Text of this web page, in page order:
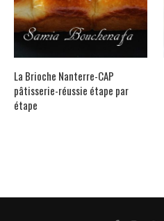
La Brioche Nanterre-CAP
pâtisserie-réussie étape par
étape